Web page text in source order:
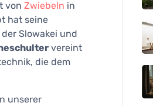
von Zwiebeln in
hat seine
Slowakei und
vereint
die dem
unserer